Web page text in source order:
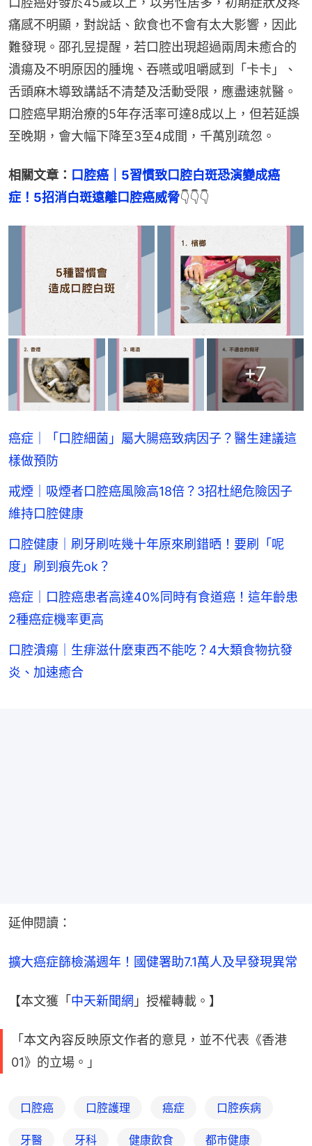
痛感不明顯，對說話、飲食也不會有太大影響，因此
難發現。邵孔昱提醒，若口腔出現超過兩周未癒合的
潰瘍及不明原因的腫塊、吞嚥或咀嚼感到「卡卡」、
舌頭麻木導致講話不清楚及活動受限，應盡速就醫。
口腔癌早期治療的5年存活率可達8成以上，但若延誤
至晚期，會大幅下降至3至4成間，千萬別疏忽。
相關文章： 口腔癌｜5習慣致口腔白斑恐演變成癌
症！5招消白斑遠離口腔癌威脅👇👇👇
+7
癌症｜「口腔細菌」屬大腸癌致病因子？醫生建議這
樣做預防
戒煙｜吸煙者口腔癌風險高18倍？3招杜絕危險因子
維持口腔健康
口腔健康｜刷牙刷咗幾十年原來刷錯晒！要刷「呢
度」刷到痕先ok？
癌症｜口腔癌患者高達40%同時有食道癌！這年齡患
2種癌症機率更高
口腔潰瘍｜生痱滋什麼東西不能吃？4大類食物抗發
炎、加速癒合
延伸閱讀：
擴大癌症篩檢滿週年！國健署助7.1萬人及早發現異常
【本文獲「中天新聞網 」授權轉載。】
「本文內容反映原文作者的意見，並不代表《香港
01》的立場。」
口腔癌 口腔護理 癌症 口腔疾病
牙醫 牙科 健康飲食 都市健康